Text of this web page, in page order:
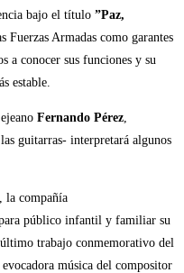
bajo el título ”Paz,
Fuerzas Armadas como garantes
a conocer sus funciones y su
estable.
Fernando Pérez
guitarras- interpretará algunos
la compañía
público infantil y familiar su
trabajo conmemorativo del
música del compositor